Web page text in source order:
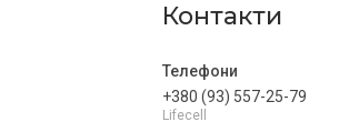
Контакти
+380 (93) 557-25-79
Lifecell